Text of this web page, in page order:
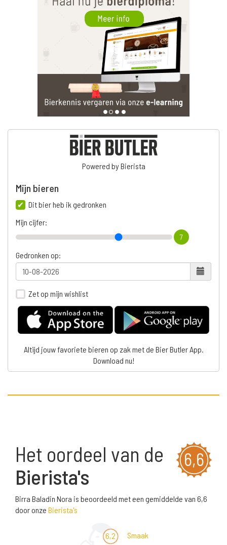
Powered by Bierista
Mijn bieren
Dit bier heb ik gedronken
Mijn cijfer:
7
Gedronken op:
Zet op mijn wishlist
Altijd jouw favoriete bieren op zak met de Bier Butler App.
Download nu!
6,6
Het oordeel van de
Bierista's
Birra Baladin Nora is beoordeeld met een gemiddelde van 6,6
door onze Bierista's
6,2 Smaak